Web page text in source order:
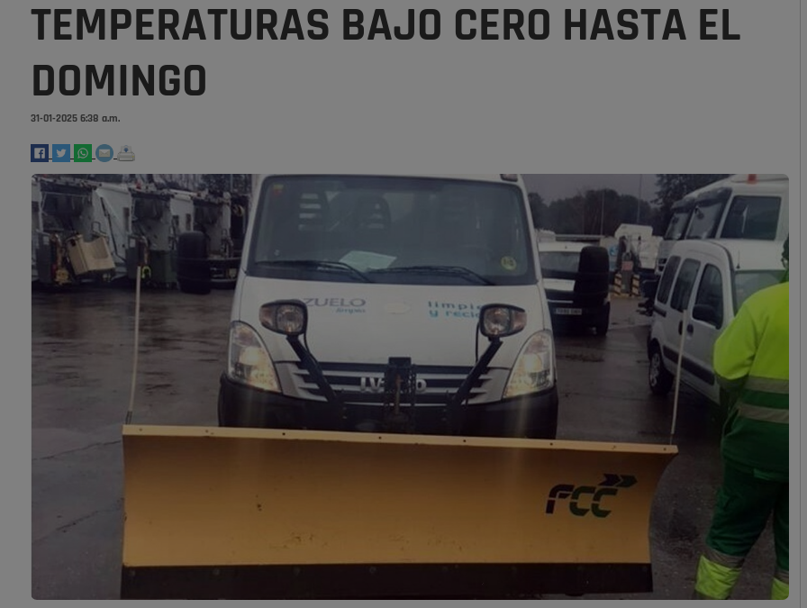
TEMPERATURAS BAJO CERO HASTA EL
DOMINGO
31-01-2025 6:38 a.m.